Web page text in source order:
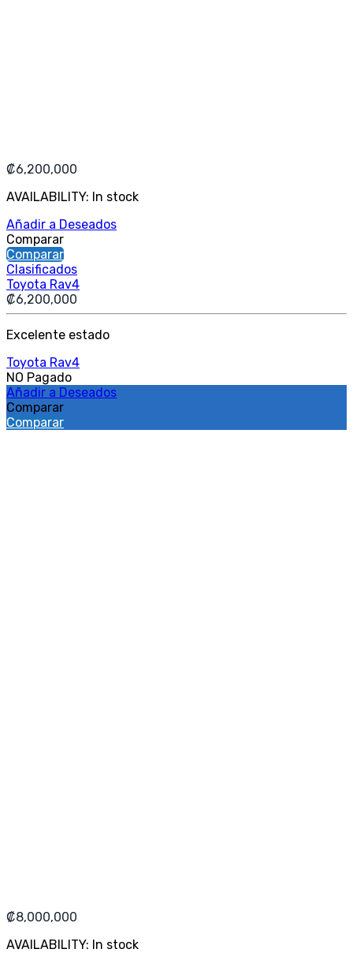
₡6,200,000
AVAILABILITY: In stock
Añadir a Deseados
Comparar
Comparar
Clasificados
Toyota Rav4
₡6,200,000
Excelente estado
Toyota Rav4
NO Pagado
Añadir a Deseados
Comparar
Comparar
₡8,000,000
AVAILABILITY: In stock